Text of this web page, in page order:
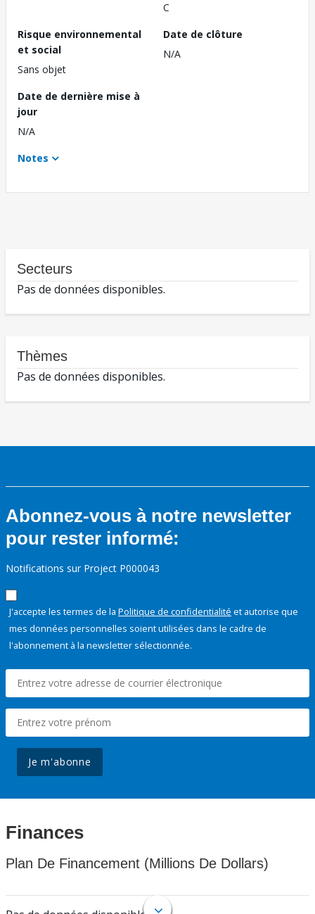
C
Risque environnemental
et social
Sans objet
Date de clôture
N/A
Date de dernière mise à
jour
N/A
Notes
Secteurs
Pas de données disponibles.
Thèmes
Pas de données disponibles.
Abonnez-vous à notre newsletter
pour rester informé:
Notifications sur Project P000043
J'accepte les termes de la Politique de confidentialité et autorise que
mes données personnelles soient utilisées dans le cadre de
l'abonnement à la newsletter sélectionnée.
Je m'abonne
Finances
Plan De Financement (Millions De Dollars)